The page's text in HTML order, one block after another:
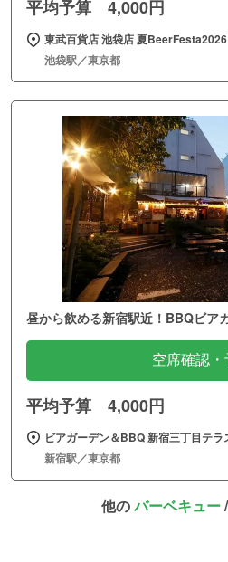
平均予算 4,000円
東武百貨店 池袋店 夏
池袋駅／東京都
昼から飲める新宿駅近！BBQビア
空席確認・
平均予算 4,000円
ビアガーデン＆BBQ 新宿三丁目テラ
新宿駅／東京都
他のバーベキュー/